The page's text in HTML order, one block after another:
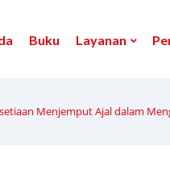
Buku Layanan
Menjemput Ajal dalam